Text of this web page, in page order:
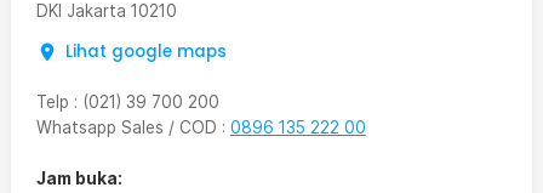
DKI Jakarta 10210
Lihat google maps
Telp : (021) 39 700 200
Whatsapp Sales / COD : 0896 135 222 00
Jam buka: